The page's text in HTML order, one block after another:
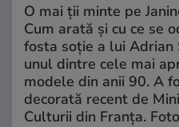
O mai ții minte pe
Cum arată și cu ce se
fosta soție a lui Adrian
unul dintre cele mai
modele din anii 90. A
decorată recent de
Culturii din Franța. Foto